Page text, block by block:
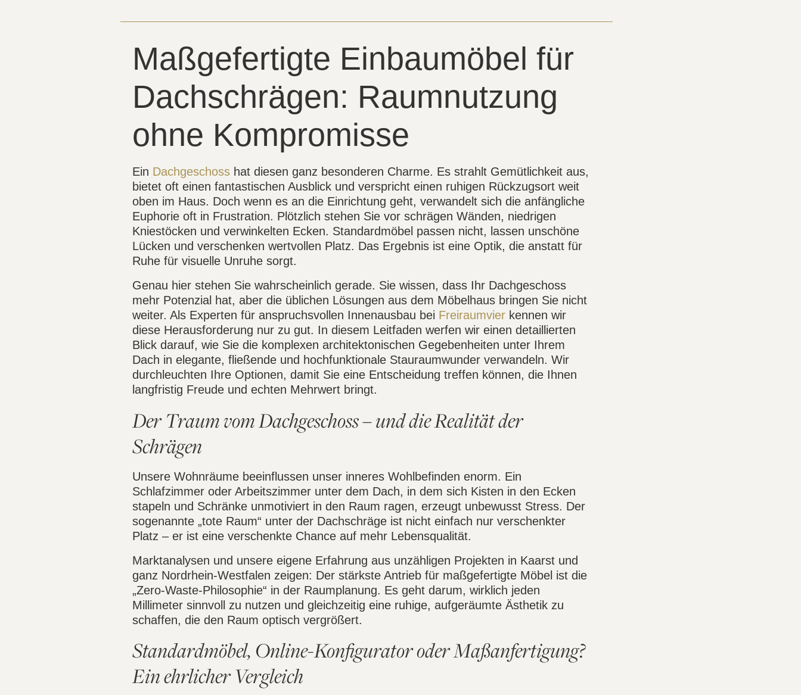
Maßgefertigte Einbaumöbel für
Dachschrägen: Raumnutzung
ohne Kompromisse
Ein Dachgeschosshat diesen ganz besonderen Charme. Es strahlt Gemütlichkeit aus,
bietet oft einen fantastischen Ausblick und verspricht einen ruhigen Rückzugsort weit
oben im Haus. Doch wenn es an die Einrichtung geht, verwandelt sich die anfängliche
Euphorie oft in Frustration. Plötzlich stehen Sie vor schrägen Wänden, niedrigen
Kniestöcken und verwinkelten Ecken. Standardmöbel passen nicht, lassen unschöne
Lücken und verschenken wertvollen Platz. Das Ergebnis ist eine Optik, die anstatt für
Ruhe für visuelle Unruhe sorgt.
Genau hier stehen Sie wahrscheinlich gerade. Sie wissen, dass Ihr Dachgeschoss
mehr Potenzial hat, aber die üblichen Lösungen aus dem Möbelhaus bringen Sie nicht
weiter. Als Experten für anspruchsvollen Innenausbau bei Freiraumvierkennen wir
diese Herausforderung nur zu gut. In diesem Leitfaden werfen wir einen detaillierten
Blick darauf, wie Sie die komplexen architektonischen Gegebenheiten unter Ihrem
Dach in elegante, fließende und hochfunktionale Stauraumwunder verwandeln. Wir
durchleuchten Ihre Optionen, damit Sie eine Entscheidung treffen können, die Ihnen
langfristig Freude und echten Mehrwert bringt.
Der Traum vom Dachgeschoss – und die Realität der
Schrägen
Unsere Wohnräume beeinflussen unser inneres Wohlbefinden enorm. Ein
Schlafzimmer oder Arbeitszimmer unter dem Dach, in dem sich Kisten in den Ecken
stapeln und Schränke unmotiviert in den Raum ragen, erzeugt unbewusst Stress. Der
sogenannte „tote Raum“ unter der Dachschräge ist nicht einfach nur verschenkter
Platz – er ist eine verschenkte Chance auf mehr Lebensqualität.
Marktanalysen und unsere eigene Erfahrung aus unzähligen Projekten in Kaarst und
ganz Nordrhein-Westfalen zeigen: Der stärkste Antrieb für maßgefertigte Möbel ist die
„Zero-Waste-Philosophie“ in der Raumplanung. Es geht darum, wirklich jeden
Millimeter sinnvoll zu nutzen und gleichzeitig eine ruhige, aufgeräumte Ästhetik zu
schaffen, die den Raum optisch vergrößert.
Standardmöbel, Online-Konfigurator oder Maßanfertigung?
Ein ehrlicher Vergleich